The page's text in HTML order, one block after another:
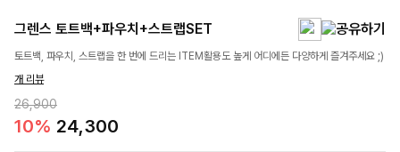
그렌스 토트백+파우치+스트랩SET
토트백, 파우치, 스트랩을 한 번에 드리는 ITEM활용도 높게 어디에든 다양하게 즐겨주세요 ;)
개 리뷰
26,900
10% 24,300